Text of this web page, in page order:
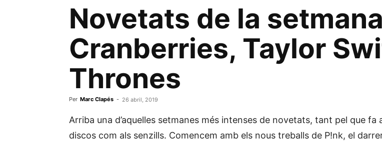
Fila
Novetats de la
Cranberries, Taylor
Thrones
Per Marc Clapés - 26 abril, 2019
Arriba una d’aquelles setmanes més intenses de novetats, tant pel que fa
discos com als senzills. Comencem amb els nous treballs de P!nk, el